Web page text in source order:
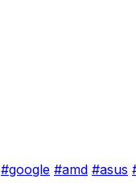
#google #amd #asus